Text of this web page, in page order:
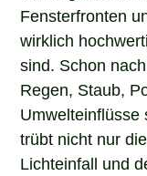
Fensterfronten
wirklich
sind. Schon
Regen, Staub,
Umwelteinflüsse
trübt nicht nur
Lichteinfall und